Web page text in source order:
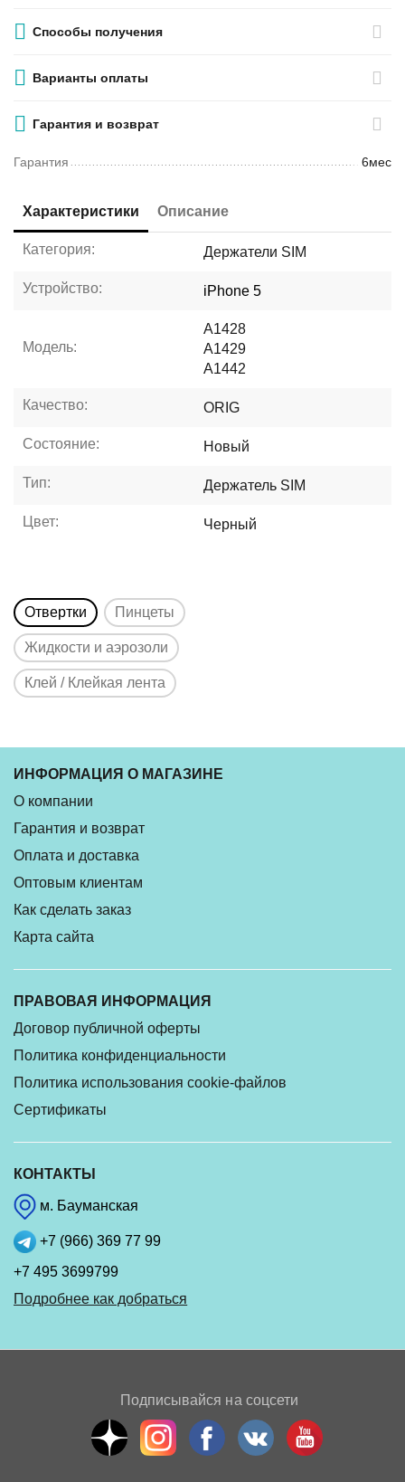
Способы получения
Варианты оплаты
Гарантия и возврат
Гарантия 6мес
Характеристики Описание
Категория: Держатели SIM
Устройство: iPhone 5
Модель:
A1428
A1429
A1442
Качество: ORIG
Состояние: Новый
Тип: Держатель SIM
Цвет: Черный
Отвертки Пинцеты
Жидкости и аэрозоли
Клей / Клейкая лента
ИНФОРМАЦИЯ О МАГАЗИНЕ
О компании
Гарантия и возврат
Оплата и доставка
Оптовым клиентам
Как сделать заказ
Карта сайта
ПРАВОВАЯ ИНФОРМАЦИЯ
Договор публичной оферты
Политика конфиденциальности
Политика использования cookie-файлов
Сертификаты
КОНТАКТЫ
м. Бауманская
+7 (966) 369 77 99
+7 495 3699799
Подробнее как добраться
Подписывайся на соцсети